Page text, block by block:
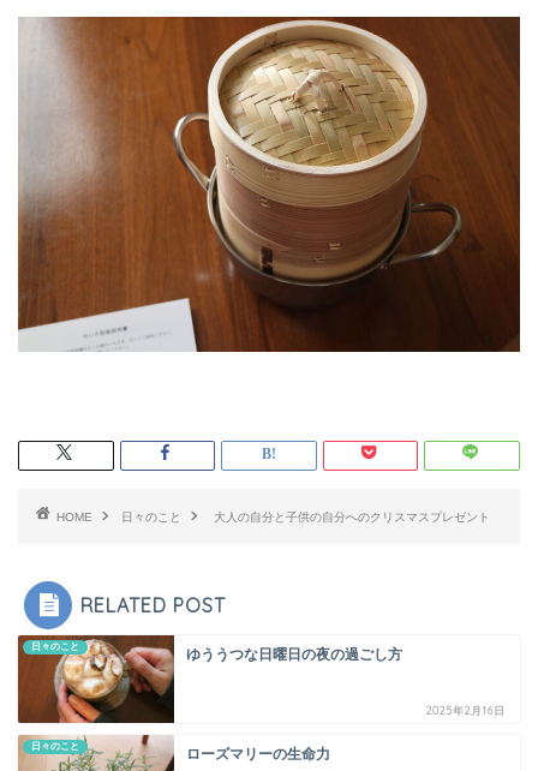
HOME 日々のこと 大人の自分と子供の自分へのクリスマスプレゼント
RELATED POST
日々のこと ゆううつな日曜日の夜の過ごし方
2025年2月16日
日々のこと ローズマリーの生命力